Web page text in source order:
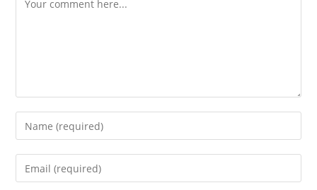
Enter
your
name
Enter
your